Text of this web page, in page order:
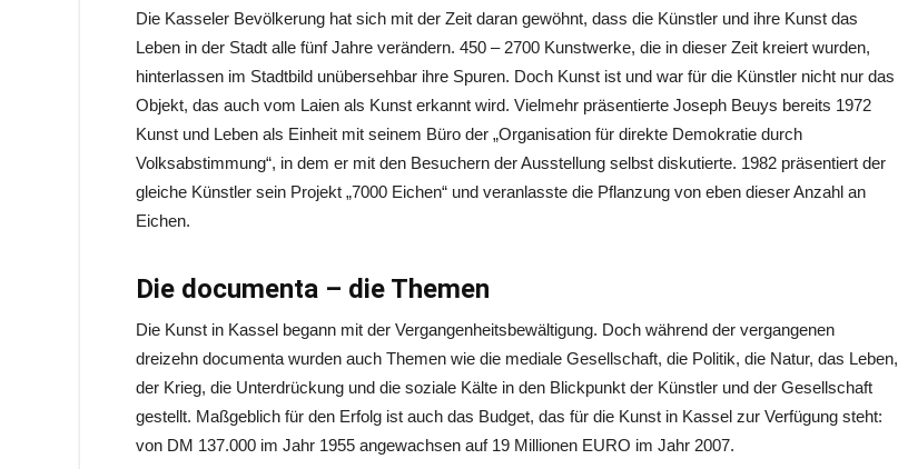
Die Kasseler Bevölkerung hat sich mit der Zeit daran gewöhnt, dass die Künstler und ihre Kunst das
Leben in der Stadt alle fünf Jahre verändern. 450 – 2700 Kunstwerke, die in dieser Zeit kreiert wurden,
hinterlassen im Stadtbild unübersehbar ihre Spuren. Doch Kunst ist und war für die Künstler nicht nur das
Objekt, das auch vom Laien als Kunst erkannt wird. Vielmehr präsentierte Joseph Beuys bereits 1972
Kunst und Leben als Einheit mit seinem Büro der „Organisation für direkte Demokratie durch
Volksabstimmung“, in dem er mit den Besuchern der Ausstellung selbst diskutierte. 1982 präsentiert der
gleiche Künstler sein Projekt „7000 Eichen“ und veranlasste die Pflanzung von eben dieser Anzahl an
Eichen.
Die documenta – die Themen
Die Kunst in Kassel begann mit der Vergangenheitsbewältigung. Doch während der vergangenen
dreizehn documenta wurden auch Themen wie die mediale Gesellschaft, die Politik, die Natur, das Leben,
der Krieg, die Unterdrückung und die soziale Kälte in den Blickpunkt der Künstler und der Gesellschaft
gestellt. Maßgeblich für den Erfolg ist auch das Budget, das für die Kunst in Kassel zur Verfügung steht:
von DM 137.000 im Jahr 1955 angewachsen auf 19 Millionen EURO im Jahr 2007.